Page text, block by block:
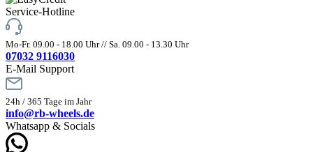
Service-Hotline
Mo-Fr. 09.00 - 18.00 Uhr // Sa. 09.00 - 13.30 Uhr
07032 9116030
E-Mail Support
24h / 365 Tage im Jahr
info@rb-wheels.de
Whatsapp & Socials